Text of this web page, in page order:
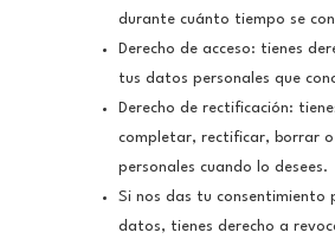
durante cuánto tiempo se
Derecho de acceso: tienes
tus datos personales que
Derecho de rectificación:
completar, rectificar, borrar
personales cuando lo desees.
Si nos das tu consentimiento
datos, tienes derecho a